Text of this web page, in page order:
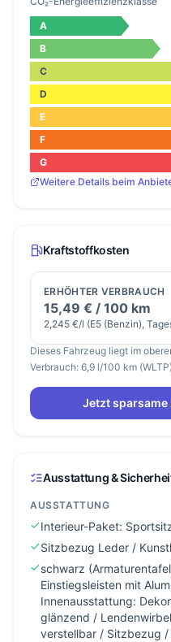
A
B
C
D
E
F
G
Weitere Details beim
Kraftstoffkosten
ERHÖHTER VERBRAUCH
15,49 € / 100 km
2,245 €/l (E5 (Benzin),
Dieses Fahrzeug liegt im
Verbrauch: 6,9 l/100 km
Jetzt
Ausstattung &
AUSSTATTUNG
Interieur-Paket:
Sitzbezug Leder /
schwarz
Einstiegsleisten mit
Innenausstattung:
glänzend /
verstellbar / Sitzbezug